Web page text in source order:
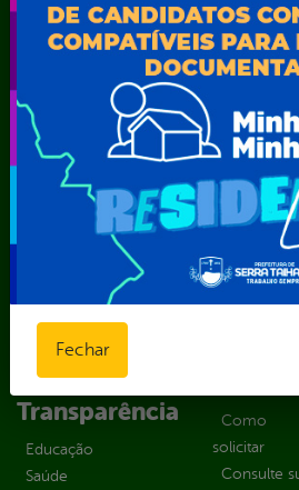
SEMARH / Secretaria de
Secretaria Municipal de
Secretaria Municipal de Esporte
Secretaria Municipal de
Secretaria Municipal de
Secretaria Municipal de Meio
Secretaria Municipal de
Secretaria Municipal de
Secretaria Municipal de Saúde
Secretaria Municipal de
Superintendência de Trânsito
Talhada-STTRANS
Portal da
Transparência
Educação
Saúde
Como
solicitar
Consulte
Fechar